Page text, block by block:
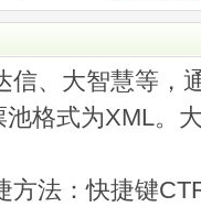
信、大智慧等，
格式为XML。
方法：快捷键